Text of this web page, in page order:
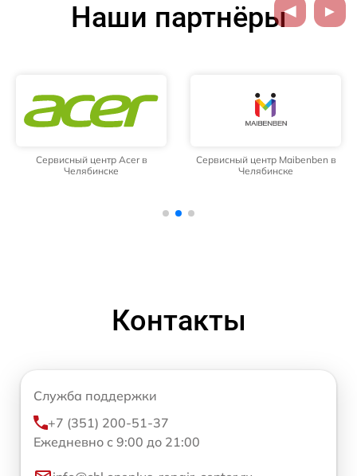
Наши партнёры
Сервисный центр Acer в
Челябинске
Сервисный центр Maibenben в
Челябинске
Контакты
Служба поддержки
+7 (351) 200-51-37
Ежедневно с 9:00 до 21:00